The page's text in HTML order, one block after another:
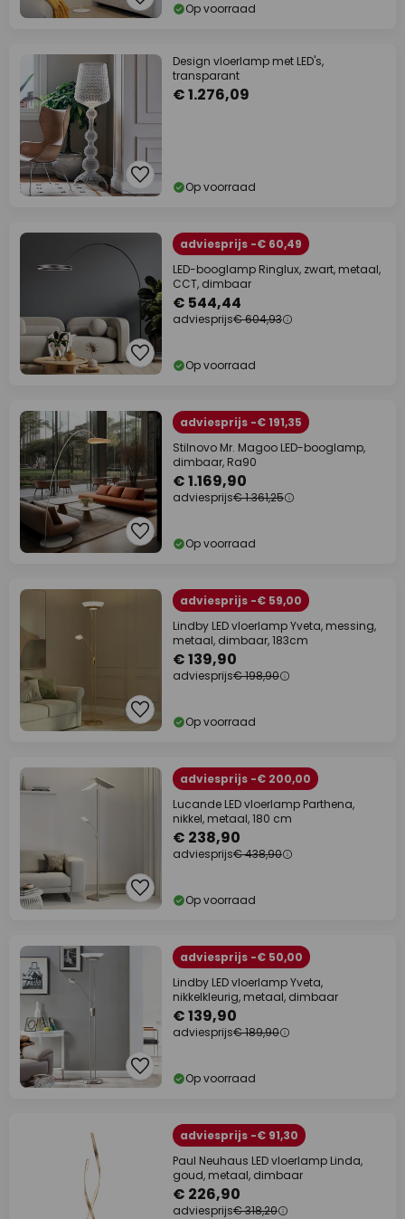
Op voorraad
Design vloerlamp met LED's,
transparant
€ 1.276,09
Op voorraad
adviesprijs -€ 60,49
LED-booglamp Ringlux, zwart, metaal,
CCT, dimbaar
€ 544,44
adviesprijs€ 604,93
Op voorraad
adviesprijs -€ 191,35
Stilnovo Mr. Magoo LED-booglamp,
dimbaar, Ra90
€ 1.169,90
adviesprijs€ 1.361,25
Op voorraad
adviesprijs -€ 59,00
Lindby LED vloerlamp Yveta, messing,
metaal, dimbaar, 183cm
€ 139,90
adviesprijs€ 198,90
Op voorraad
adviesprijs -€ 200,00
Lucande LED vloerlamp Parthena,
nikkel, metaal, 180 cm
€ 238,90
adviesprijs€ 438,90
Op voorraad
adviesprijs -€ 50,00
Lindby LED vloerlamp Yveta,
nikkelkleurig, metaal, dimbaar
€ 139,90
adviesprijs€ 189,90
Op voorraad
adviesprijs -€ 91,30
Paul Neuhaus LED vloerlamp Linda,
goud, metaal, dimbaar
€ 226,90
adviesprijs€ 318,20